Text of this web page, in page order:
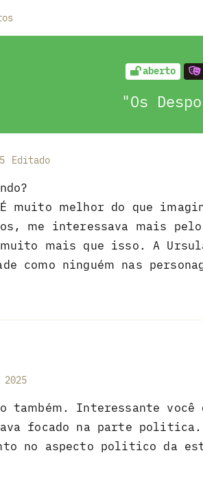
aberto
"Os
Editado
muito melhor do que
me interessava mais
mais que isso. A
como ninguém nas
também. Interessante
focado na parte politica.
no aspecto politico da